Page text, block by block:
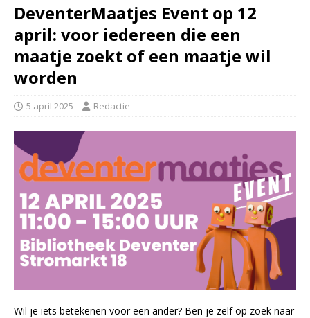
DeventerMaatjes Event op 12
april: voor iedereen die een
maatje zoekt of een maatje wil
worden
5 april 2025 Redactie
Wil je iets betekenen voor een ander? Ben je zelf op zoek naar